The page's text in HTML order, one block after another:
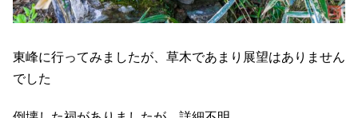
東峰に行ってみましたが、草木であまり展望はありません
でした